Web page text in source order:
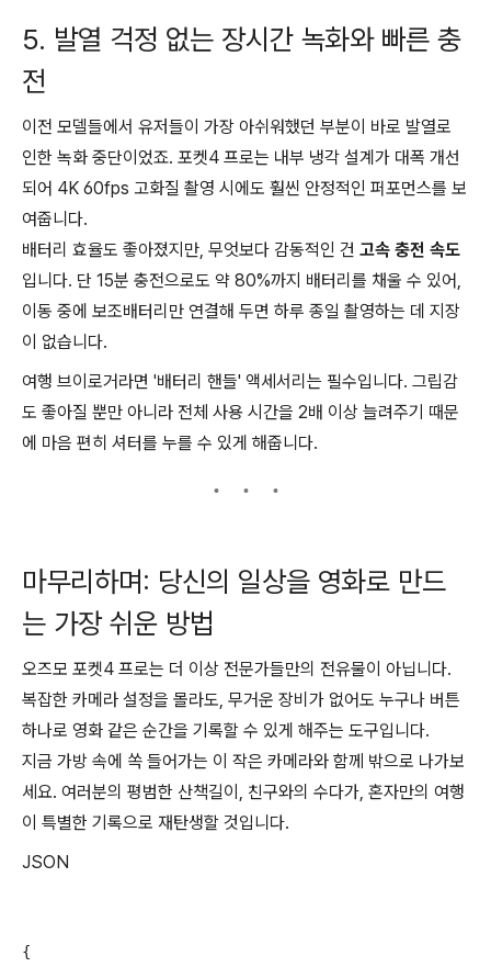
5. 발열 걱정 없는 장시간 녹화와 빠른 충
전
이전 모델들에서 유저들이 가장 아쉬워했던 부분이 바로 발열로
인한 녹화 중단이었죠. 포켓4 프로는 내부 냉각 설계가 대폭 개선
되어 4K 60fps 고화질 촬영 시에도 훨씬 안정적인 퍼포먼스를 보
여줍니다.
배터리 효율도 좋아졌지만, 무엇보다 감동적인 건 고속 충전 속도
입니다. 단 15분 충전으로도 약 80%까지 배터리를 채울 수 있어,
이동 중에 보조배터리만 연결해 두면 하루 종일 촬영하는 데 지장
이 없습니다.
여행 브이로거라면 '배터리 핸들' 액세서리는 필수입니다. 그립감
도 좋아질 뿐만 아니라 전체 사용 시간을 2배 이상 늘려주기 때문
에 마음 편히 셔터를 누를 수 있게 해줍니다.
마무리하며: 당신의 일상을 영화로 만드
는 가장 쉬운 방법
오즈모 포켓4 프로는 더 이상 전문가들만의 전유물이 아닙니다.
복잡한 카메라 설정을 몰라도, 무거운 장비가 없어도 누구나 버튼
하나로 영화 같은 순간을 기록할 수 있게 해주는 도구입니다.
지금 가방 속에 쏙 들어가는 이 작은 카메라와 함께 밖으로 나가보
세요. 여러분의 평범한 산책길이, 친구와의 수다가, 혼자만의 여행
이 특별한 기록으로 재탄생할 것입니다.
JSON
{